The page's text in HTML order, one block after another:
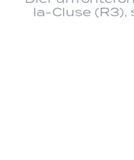
la-Cluse (R3),